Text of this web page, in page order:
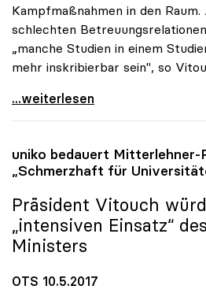
Kampfmaßnahmen in den
schlechten
„manche Studien in einem
mehr inskribierbar sein", so
Koalition: Rektoren-Chef stellt
...weiterlesen
uniko bedauert
„Schmerzhaft für
Präsident Vitouch
„intensiven Einsatz“
Ministers
OTS 10.5.2017